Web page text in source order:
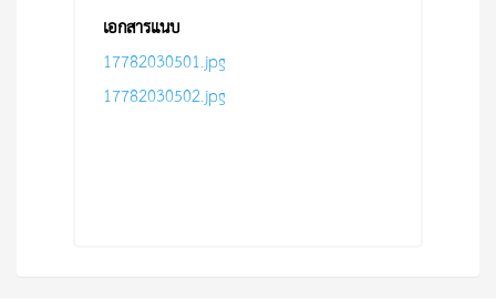
เอกสารแนบ
17782030501.jpg
17782030502.jpg